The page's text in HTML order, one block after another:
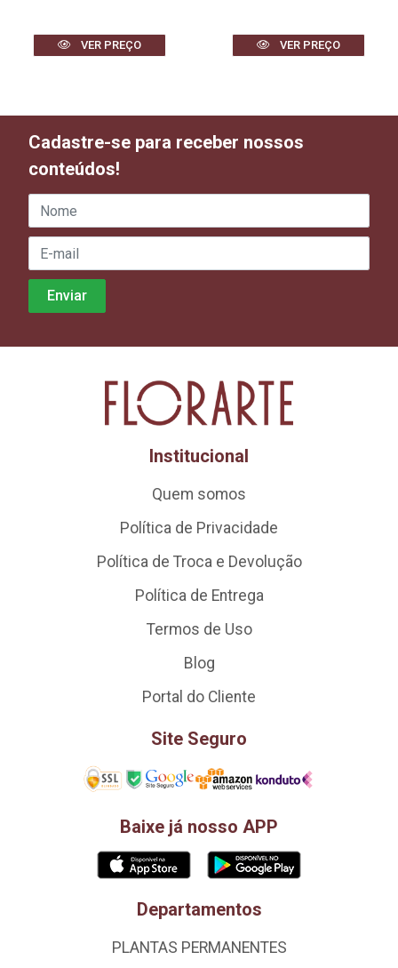
VER PREÇO VER PREÇO
Cadastre-se para receber nossos
conteúdos!
Institucional
Quem somos
Política de Privacidade
Política de Troca e Devolução
Política de Entrega
Termos de Uso
Blog
Portal do Cliente
Site Seguro
Baixe já nosso APP
Departamentos
PLANTAS PERMANENTES